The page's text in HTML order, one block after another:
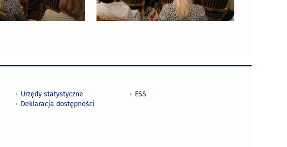
Urzędy statystyczne
Deklaracja dostępności
ESS